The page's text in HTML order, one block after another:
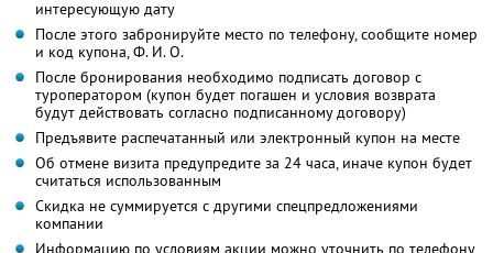
интересующую дату
После этого забронируйте место по телефону, сообщите номер
и код купона,Ф. И. О.
После бронирования необходимо подписать договор с
туроператором (купон будет погашен и условия возврата
будут действовать согласно подписанному договору)
Предъявите распечатанный или электронный купон на месте
Об отмене визита предупредите за 24 часа, иначе купон будет
считаться использованным
Скидка не суммируется с другими спецпредложениями
компании
Информацию по условиям акции можно уточнить по телефону